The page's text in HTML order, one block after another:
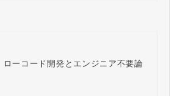
ローコード開発とエンジニア不要論